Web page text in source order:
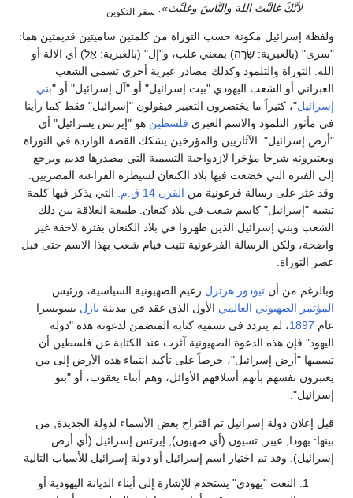
لأنَّكَ غالَبْتَ اللهَ والنَّاسَ وغلَبْتَ».سفر التكوين
إسرائيل مكونة حسب التوراة من كلمتين ساميتين قديمتين هما:
(بالعبرية: שָׂרָה) بمعني غلب، و"إل" (بالعبرية: אֵל) أي الالة أو
التوراة والتلمود وكذلك مصادر عبرية أخرى تسمى الشعب
أو الشعب اليهودي "بيت إسرائيل" أو "آل إسرائيل" أو "بني
"، كثيراً ما يختصرون التعبير فيقولون "إسرائيل" فقط كما رأينا
مأثور التلمود والاسم العبريفلسطينهو "إيرتس يسرائيل" أي
إسرائيل". الآثاريين والمؤرخين يشكك القصة الواردة في التوراة
شرحا مؤخرا لازدواجية التسمية التي مصدرها قديم ويرجع
الفترة التي خضعت فيها بلاد الكنعان لسيطرة الفراعنة المصريين.
عثر على رسالة فرعونية من القرن 14 ق.م.
التي يذكر فيها كلمة
"إسرائيل" كاسم شعب في بلاد كنعان. طبيعة العلاقة بين ذلك
وبني إسرائيل الذين ظهروا في بلاد الكنعان بفترة لاحقة غير
ولكن الرسالة الفرعونية تثبت قيام شعب بهذا الاسم حتى قبل
التوراة.
من أنتيودور هرتزلزعيم الصهيونية السياسية، ورئيس
الصهيوني العالميالأول الذي عقد في مدينةبازل بسويسرا
1897، لم يتردد في تسمية كتابه المتضمن لدعوته هذه "دولة
فإن هذه الدعوة الصهيونية آثرت عند الكتابة عن فلسطين أن
"أرض إسرائيل"، حرصاً على تأكيد انتماء هذه الأرض إلى من
نفسهم بأنهم أسلافهم الأوائل، وهم أبناء يعقوب، أو "بنو
إعلان دولة إسرائيل تم اقتراح بعض الأسماء لدولة الجديدة, من
يهودا, عيبر, تسيون (أي صهيون), إيرتس إسرائيل (أي أرض
وقد تم اختيار اسم إسرائيل أو دولة إسرائيل للأسباب التالية
النعت "يهودي" يستخدم للإشارة إلى أبناء الديانة اليهودية أو